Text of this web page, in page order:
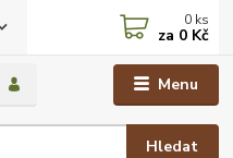
Menu
Hledat
0 ks
za 0 Kč